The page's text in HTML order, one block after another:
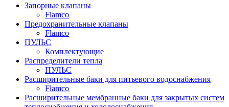
Запорные клапаны
Flamco
Предохранительные клапаны
Flamco
ПУЛЬС
Комплектующие
Распределители тепла
ПУЛЬС
Расширительные баки для питьевого водоснабжения
Flamco
Расширительные мембранные баки для закрытых систем